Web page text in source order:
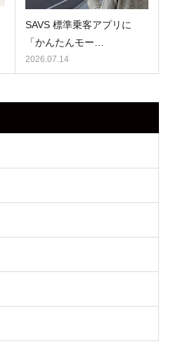
SAVS 標準乗客アプリに
「かんたんモー…
2026.07.14